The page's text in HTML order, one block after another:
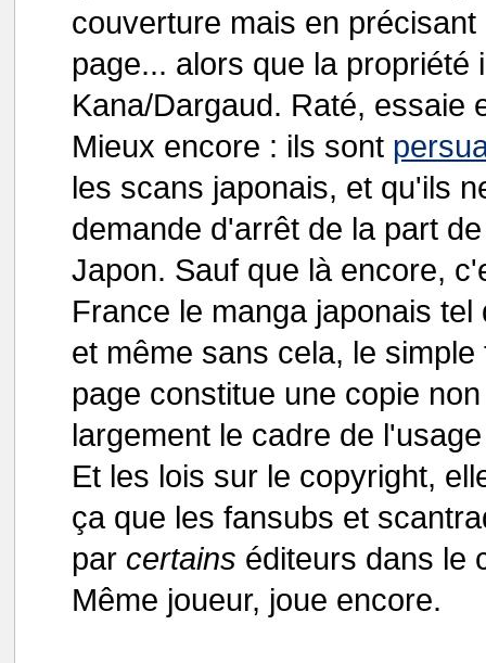
couverture mais en
page... alors que la
Kana/Dargaud. Raté, essaie
Mieux encore : ils sont
les scans japonais, et qu'ils
demande d'arrêt de la part
Japon. Sauf que là encore,
France le manga japonais
et même sans cela, le
page constitue une copie
largement le cadre de
Et les lois sur le copyright,
ça que les fansubs et
par certains éditeurs dans le
Même joueur, joue encore.